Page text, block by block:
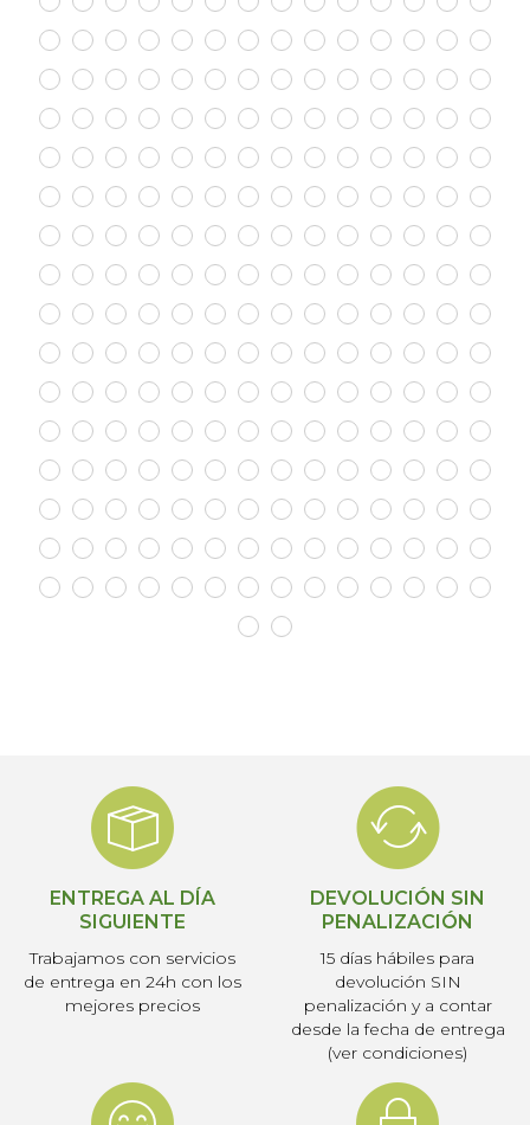
ENTREGA AL DÍA
SIGUIENTE
Trabajamos con servicios
de entrega en 24h con los
mejores precios
DEVOLUCIÓN SIN
PENALIZACIÓN
15 días hábiles para
devolución SIN
penalización y a contar
desde la fecha de entrega
(ver condiciones)